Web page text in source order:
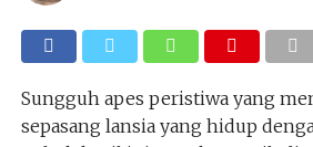
Sungguh apes peristiwa yang
sepasang lansia yang hidup